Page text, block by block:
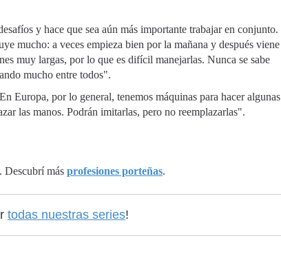
y hace que sea aún más importante trabajar en conjunto.
mucho: a veces empieza bien por la mañana y después viene
muy largas, por lo que es difícil manejarlas. Nunca se sabe
mucho entre todos".
Europa, por lo general, tenemos máquinas para hacer algunas
las manos. Podrán imitarlas, pero no reemplazarlas".
Descubrí más profesiones porteñas.
todas nuestras series!